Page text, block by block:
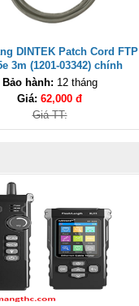
DINTEK Patch Cord FTP
3m (1201-03342) chính
hãng,cao cấp.
Bảo hành: 12 tháng
Giá: 62,000 đ
Giá TT: